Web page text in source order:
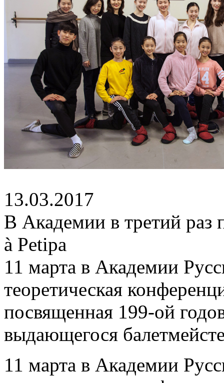
13.03.2017
В Академии в третий раз
à Petipa
11 марта в Академии
теоретическая
посвященная 199-ой
выдающегося
11 марта в Академии